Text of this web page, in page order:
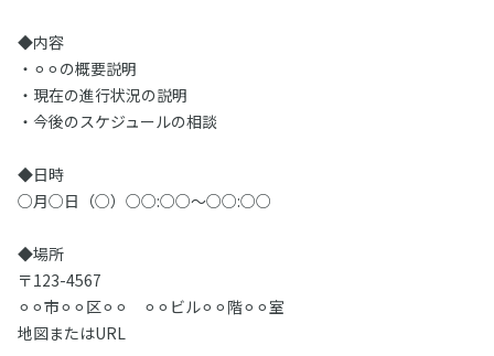
◆内容
・⚪︎⚪︎の概要説明
・現在の進行状況の説明
・今後のスケジュールの相談
◆日時
○月○日（○）○○:○○～○○:○○
◆場所
〒123-4567
⚪︎⚪︎市⚪︎⚪︎区⚪︎⚪︎ ⚪︎⚪︎ビル⚪︎⚪︎階⚪︎⚪︎室
地図またはURL